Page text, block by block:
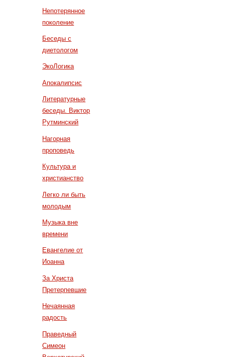
Непотерянное
поколение
Беседы с
диетологом
ЭкоЛогика
Апокалипсис
Литературные
беседы. Виктор
Рутминский
Нагорная
проповедь
Культура и
христианство
Легко ли быть
молодым
Музыка вне
времени
Евангелие от
Иоанна
За Христа
Претерпевшие
Нечаянная
радость
Праведный
Симеон